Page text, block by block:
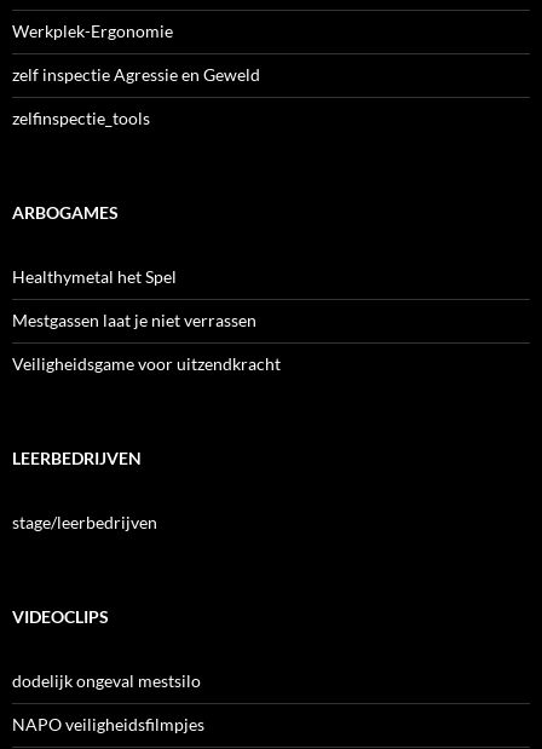
Werkplek-Ergonomie
zelf inspectie Agressie en Geweld
zelfinspectie_tools
ARBOGAMES
Healthymetal het Spel
Mestgassen laat je niet verrassen
Veiligheidsgame voor uitzendkracht
LEERBEDRIJVEN
stage/leerbedrijven
VIDEOCLIPS
dodelijk ongeval mestsilo
NAPO veiligheidsfilmpjes